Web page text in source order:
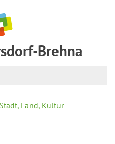
Brehna
Stadt, Land, Kultur